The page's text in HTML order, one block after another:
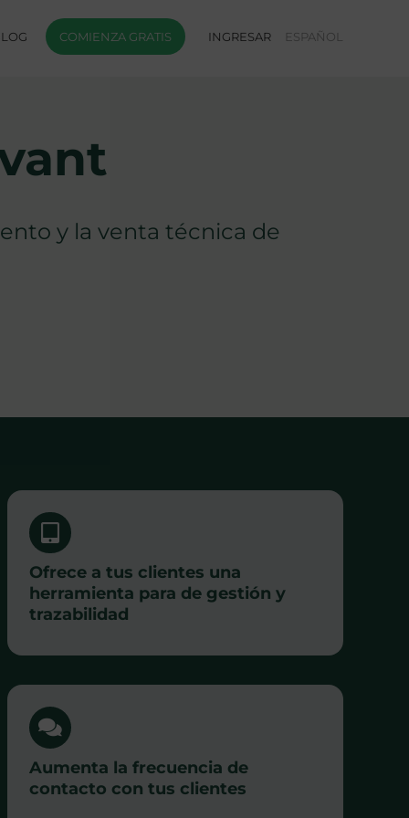
COMIENZA GRATIS INGRESAR ESPAÑOL
y la venta técnica de
Ofrece a tus clientes una
herramienta para de gestión y
trazabilidad
Aumenta la frecuencia de
contacto con tus clientes